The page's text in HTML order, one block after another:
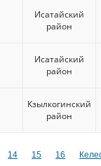
Исатайский
район
Исатайский
район
Кзылкогинский
район
14 15 16